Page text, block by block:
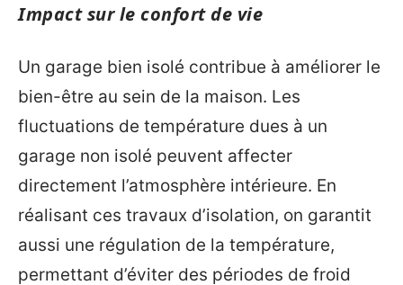
Impact sur le confort de vie
Un garage bien isolé contribue à améliorer le
bien-être au sein de la maison. Les
fluctuations de température dues à un
garage non isolé peuvent affecter
directement l’atmosphère intérieure. En
réalisant ces travaux d’isolation, on garantit
aussi une régulation de la température,
permettant d’éviter des périodes de froid